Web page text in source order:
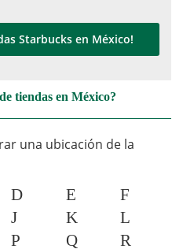
Starbucks en México!
tiendas en México?
una ubicación de la
D E
F
J K
L
P Q
R